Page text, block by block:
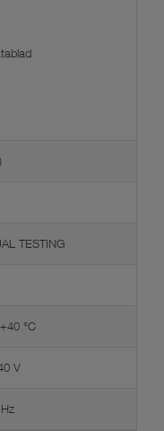
TESTING
°C
V